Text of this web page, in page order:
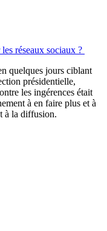
réseaux sociaux ?
quelques jours ciblant
présidentielle,
les ingérences était
à en faire plus et à
à la diffusion.